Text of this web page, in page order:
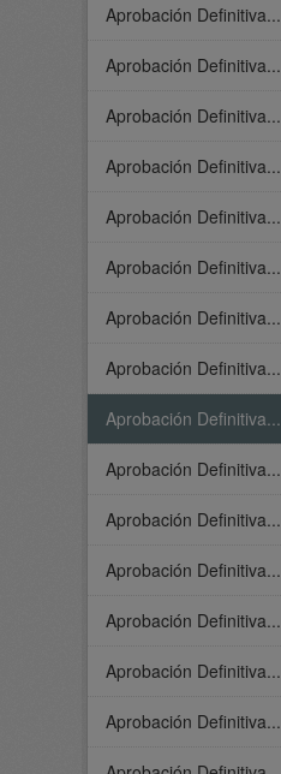
Aprobación Definitiva...
Aprobación Definitiva...
Aprobación Definitiva...
Aprobación Definitiva...
Aprobación Definitiva...
Aprobación Definitiva...
Aprobación Definitiva...
Aprobación Definitiva...
Aprobación Definitiva...
Aprobación Definitiva...
Aprobación Definitiva...
Aprobación Definitiva...
Aprobación Definitiva...
Aprobación Definitiva...
Aprobación Definitiva...